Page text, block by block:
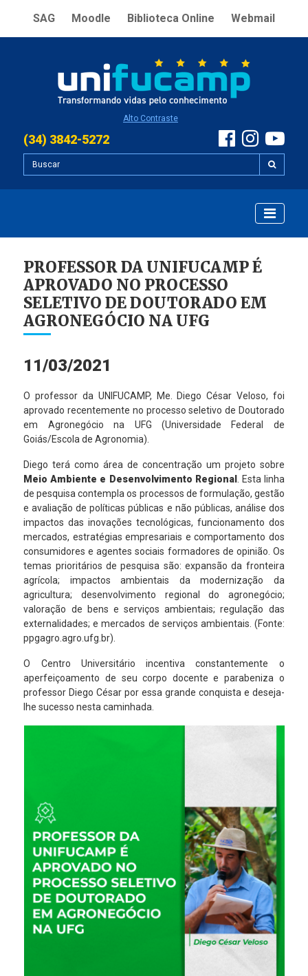
SAG Moodle Biblioteca Online Webmail
Alto Contraste
(34) 3842-5272
PROFESSOR DA UNIFUCAMP É
APROVADO NO PROCESSO
SELETIVO DE DOUTORADO EM
AGRONEGÓCIO NA UFG
11/03/2021
O professor da UNIFUCAMP, Me. Diego César Veloso, foi
aprovado recentemente no processo seletivo de Doutorado
em Agronegócio na UFG (Universidade Federal de
Goiás/Escola de Agronomia).
Diego terá como área de concentração um projeto sobre
Meio Ambiente e Desenvolvimento Regional
. Esta linha
de pesquisa contempla os processos de formulação, gestão
e avaliação de políticas públicas e não públicas, análise dos
impactos das inovações tecnológicas, funcionamento dos
mercados, estratégias empresariais e comportamento dos
consumidores e agentes sociais formadores de opinião. Os
temas prioritários de pesquisa são: expansão da fronteira
agrícola; impactos ambientais da modernização da
agricultura; desenvolvimento regional do agronegócio;
valoração de bens e serviços ambientais; regulação das
externalidades; e mercados de serviços ambientais. (Fonte:
ppgagro.agro.ufg.br).
O Centro Universitário incentiva constantemente o
aperfeiçoamento de seu corpo docente e parabeniza o
professor Diego César por essa grande conquista e deseja-
lhe sucesso nesta caminhada.